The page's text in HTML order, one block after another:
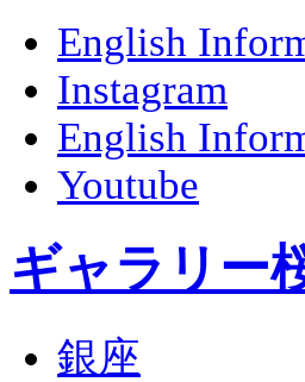
English
Instagram
English
Youtube
ギャラリー
銀座